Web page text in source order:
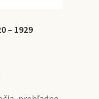
– 1929